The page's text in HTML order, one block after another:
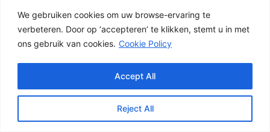
We gebruiken cookies om uw browse-ervaring te
verbeteren. Door op ‘accepteren’ te klikken, stemt u in met
ons gebruik van cookies. Cookie Policy
Reject All
Accept All
Een goede schutting begint bij een duidelijke keuze.
Wilt u vooral privacy, dan is een dichte schutting
meestal de beste keuze. Daarbij spelen ook zaken
mee zoals windbelasting, hoogteverschillen,
grondsoort, erfgrens en de bereikbaarheid van de
tuin.